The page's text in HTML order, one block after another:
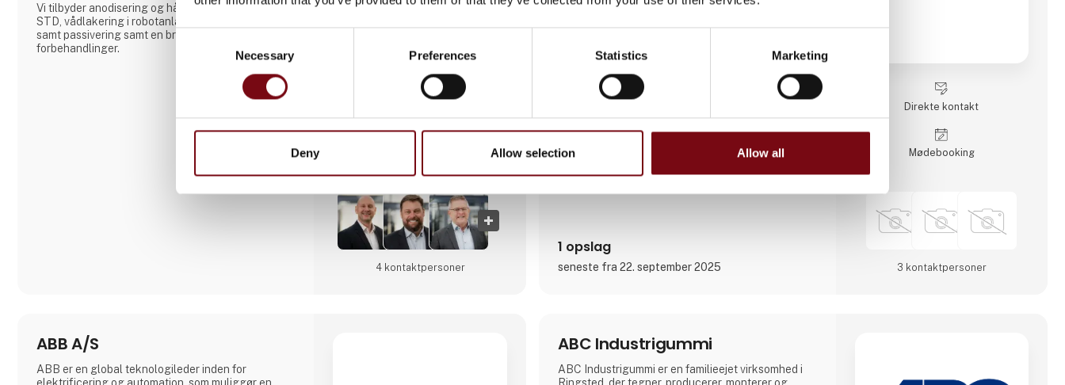
Consent
Necessary Preferences Statistics Marketing
Deny Allow selection Allow all
Vi tilbyder anodisering og hårdanodisering i MIL
STD, vådlakering i robotanlæg med bl.a. Cerakote,
samt passivering samt en bred vifte af forskellige
forbehandlinger.
4 kontakt­personer
europæiske og internationale markeder.
over 200 faglærte arbejdere på tre skift, hvilket
sikrer en kontinuerlig produktion. Aateq fokuserer
på små til mellemstore serier og arbejdskrævende
projekter og arbejder med en række forskellige
materialer, herunder stål, rustfrit stål, aluminium,
bronze og teknisk plast. Tjene
1 opslag
seneste fra 22. september 2025
Direkte kontakt
Møde­booking
3 kontakt­personer
ABB A/S
ABB er en global teknologileder inden for
ABC Industrigummi
ABC Industrigummi er en familieejet virksomhed i